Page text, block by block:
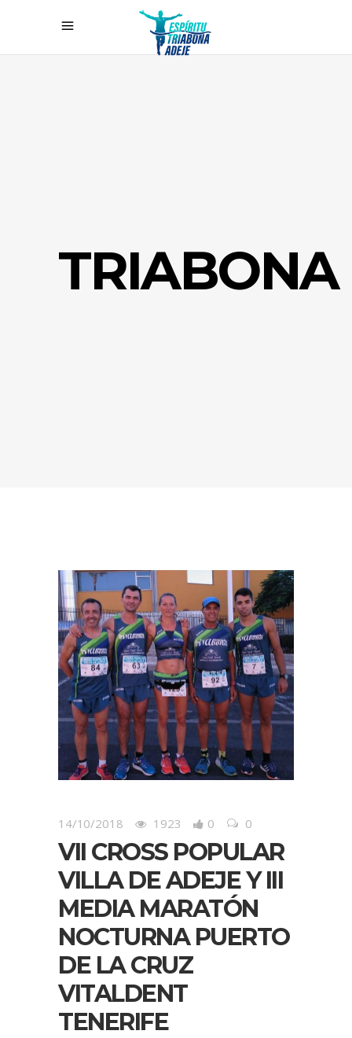
TRIABONA
14/10/2018 1923 0 0
VII CROSS POPULAR
VILLA DE ADEJE Y III
MEDIA MARATÓN
NOCTURNA PUERTO
DE LA CRUZ
VITALDENT
TENERIFE